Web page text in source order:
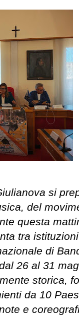
si
del
questa
tra
di
26 al 31
storica,
da 10
e